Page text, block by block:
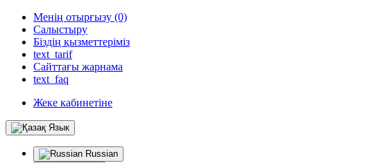
Менің отырғызу (0)
Салыстыру
Біздің қызметтеріміз
text_tarif
Сайттағы жарнама
text_faq
Жеке кабинетіне
Язык
Russian